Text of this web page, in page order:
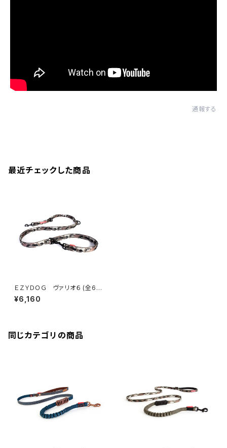
通報する
最近チェックした商品
ＥＺＹＤＯＧ ヴァリオ６ (全6
色)
¥6,160
同じカテゴリの商品